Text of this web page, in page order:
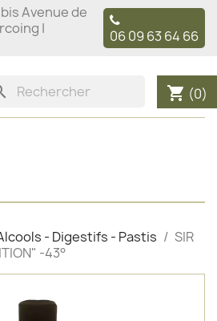
Avenue de
|
06 09 63 64 66
shopping_cart (0)
- Digestifs - Pastis
SIR
-43°